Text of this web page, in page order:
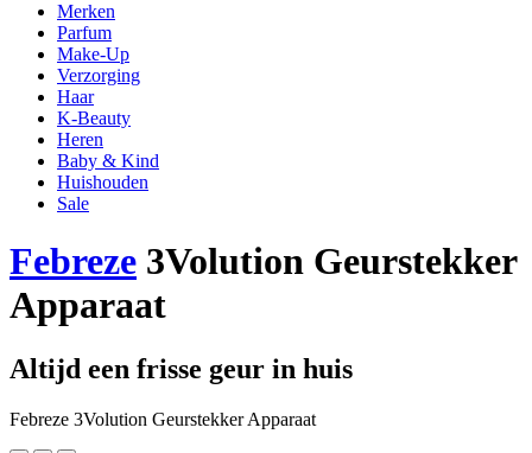
Merken
Parfum
Make-Up
Verzorging
Haar
K-Beauty
Heren
Baby & Kind
Huishouden
Sale
Febreze 3Volution Geurstekker
Apparaat
Altijd een frisse geur in huis
Febreze 3Volution Geurstekker Apparaat